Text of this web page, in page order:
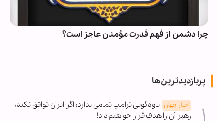
چرا دشمن از فهم قدرت مؤمنان عاجز است؟
پربازدیدترین‌ها
اخبار جهان یاوه‌گویی ترامپ تمامی ندارد؛ اگر ایران توافق نکند،
رهبر آن را هدف قرار خواهیم داد!